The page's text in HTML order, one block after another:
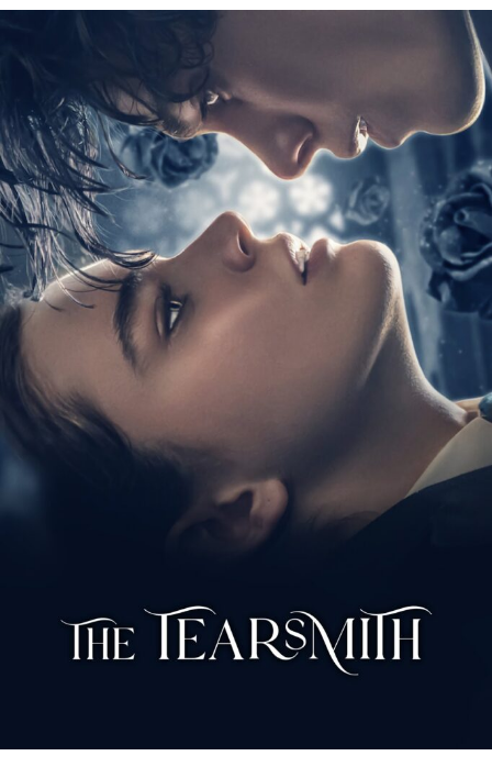
النار على رأسه خارج فندق في مدينة بوزنان البولندية.
التي كانت تحاول أن تستنجد بالآخرين للمساعدة.
تابع أخبارنا عبر ‘Twitter’
وقام الجاني بإطلاق النار مرة أخرى على خطيب الفتاة، ثم صوب
السلاح على رأسه وقتل نفسه. وهرعت الشرطة إلى مكان
الحادث، بعد استدعائها من قبل الموظفين والزبائن المذعورين
في المطعم الموجود خارج فندق “NH” في المدينة.
حتفهما في الحادث الذي وقع مساء الأحد.
RELATED TOPICS:
UP
نسخة من المصحف الشريف أمام السفارة العراقية